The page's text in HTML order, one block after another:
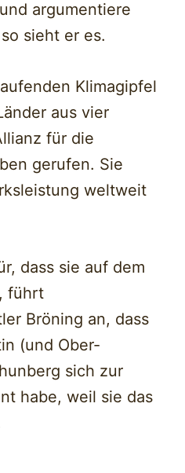
argumentiere
sieht er es.
Klimagipfel
aus vier
für die
gerufen. Sie
weltweit
dass sie auf dem
führt
Bröning an, dass
(und Ober-
sich zur
habe, weil sie das